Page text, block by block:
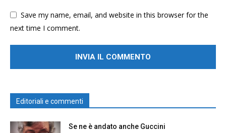
Save my name, email, and website in this browser for the
next time I comment.
Editoriali e commenti
Se ne è andato anche Guccini